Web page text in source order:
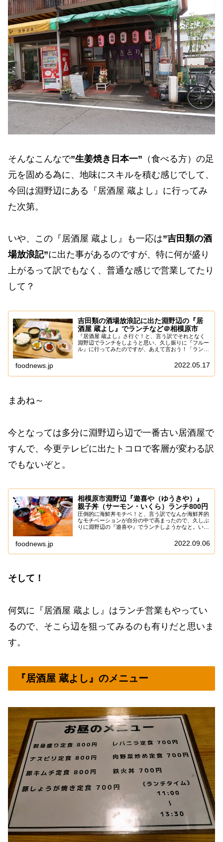
そんなこんなで”生姜焼き日本一” （食べる方）の足
元を固める為に、地味にスキルを積む感じでして、
今回は淵野辺にある『居酒屋 蔵よし』に行ってみ
た次第。
いや、この『居酒屋 蔵よし』も一応は”吉田類の酒
場放浪記”に出た事があるのですが、特に何が盛り
上がるって訳でもなく、普通な感じで営業してたり
して？
吉田類の酒場放浪記に出た淵野辺の『居
酒屋 蔵よし』でランチなど＠相模原市
『居酒屋 蔵よし』さ行ぐ！と、言う訳でそれとなく
淵野辺でランチをしようと思い、久し振りに『フルー
ル』に行ってみたのですが、あえて言おう！「ランチ
ンチは淵野辺駅ら辺でも、かなりイケてるので楽し
foodnews.jp 2022.05.17
まあね～
今となっては多分に淵野辺ら辺で一番古い居酒屋で
すんで、今更テレビに出たトコロで客層が変わる訳
でもないぞと。
相模原市淵野辺『遊喜や（ゆうきや）』
親子丼（サーモン・いくら）ランチ800円
圧倒的に海鮮丼モチベ！と、言う訳でなんか海鮮丼的
なモチベーションが自分の中で高まったので、久しぶ
りに淵野辺の『遊喜や』でランチしようかなと。い
く事自体は久しぶりでは無いけれども、意外とランチ
foodnews.jp 2022.09.06
そして！
何気に『居酒屋 蔵よし』はランチ営業もやってい
るので、そこら辺を狙ってみるのも有りだと思いま
す。
『居酒屋 蔵よし』のメニュー